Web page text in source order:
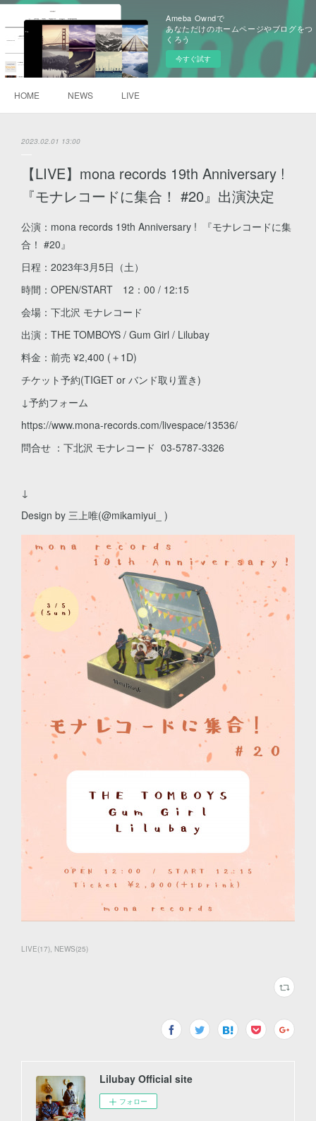
Ameba Owndで
あなただけのホームページやブログをつ
くろう
今すぐ試す
HOME NEWS LIVE
2023.02.01 13:00
【LIVE】mona records 19th Anniversary !
『モナレコードに集合！ #20』出演決定
公演：mona records 19th Anniversary ! 『モナレコードに集
合！ #20』
日程：2023年3月5日（土）
時間：OPEN/START 12：00 / 12:15
会場：下北沢 モナレコード
出演：THE TOMBOYS / Gum Girl / Lilubay
料金：前売 ¥2,400 (＋1D)
チケット予約(TIGET or バンド取り置き)
↓予約フォーム
https://www.mona-records.com/livespace/13536/
問合せ ：下北沢 モナレコード 03-5787-3326
↓
Design by 三上唯(@mikamiyui_ )
LIVE(17) NEWS(25)
Lilubay Official site
フォロー